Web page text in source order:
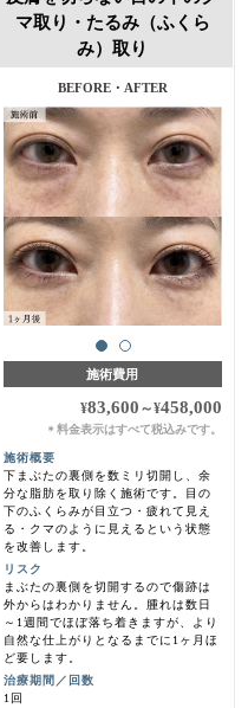
マ取り・たるみ（ふくら
み）取り
施術前・1ヶ月後
施術費用
¥83,600 ～¥458,000
＊ 料金表示はすべて税込みです。
施術概要
下まぶたの裏側を数ミリ切開し、余
分な脂肪を取り除く施術です。目の
下のふくらみが目立つ・疲れて見え
る・クマのように見えるという状態
を改善します。
リスク
まぶたの裏側を切開するので傷跡は
外からはわかりません。腫れは数日
～1週間でほぼ落ち着きますが、より
自然な仕上がりとなるまでに1ヶ月ほ
ど要します。
治療期間／回数
1回